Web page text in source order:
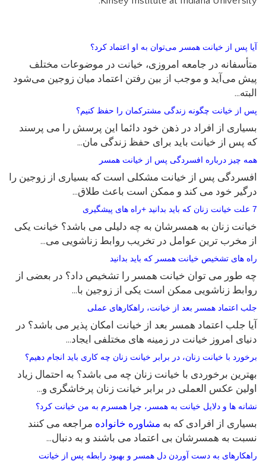
آیا پس‌ از خیانت همسر می‌توان به او اعتماد کرد؟
متأسفانه در جامعه امروزی، خیانت در موضوعات مختلف
پیش می‌آید و موجب از بین رفتن اعتماد میان زوجین می‌شود
البته…
پس از خیانت چگونه زندگی مشترکمان را حفظ کنیم؟
بسیاری از افراد در ذهن خود دائما این پرسش را می پرسند
که پس از خیانت باید برای حفظ زندگی مان…
همه چیز درباره افسردگی پس از خیانت همسر
افسردگی پس از خیانت مشکلی است که بسیاری از زوجین را
درگیر خود می کند و ممکن است باعث طلاق…
7 علت خیانت زنان که باید بدانید +راه های پیشگیری
خیانت زنان به همسرشان به چه دلیلی می باشد؟ خیانت یکی
از مخرب ترین عوامل در تخریب روابط زناشویی می…
راه های تشخیص خیانت همسر که باید بدانید
چه طور می توان خیانت همسر را تشخیص داد؟ در بعضی از
روابط زناشویی ممکن است یکی از زوجین با…
جلب اعتماد همسر بعد از خیانت، راهکارهای عملی
آیا جلب اعتماد همسر بعد از خیانت امکان پذیر می باشد؟ در
دنیای امروز خیانت در زمینه های مختلفی ایجاد…
برخورد با خیانت زنان، در برابر خیانت زنان چه کاری باید انجام دهیم؟
بهترین برخوردی با خیانت زنان چه می باشد؟ به احتمال زیاد
اولین عکس العملی در برابر خیانت زنان پرخاشگری و…
نشانه ها و دلایل خیانت به همسر، چرا همسرم به من خیانت کرد؟
بسیاری از افرادی که به مشاوره خانواده مراجعه می کنند
نسبت به همسرشان بی اعتماد می باشند و به دنبال…
راهکارهای به دست آوردن دل همسر و بهبود رابطه پس از خیانت